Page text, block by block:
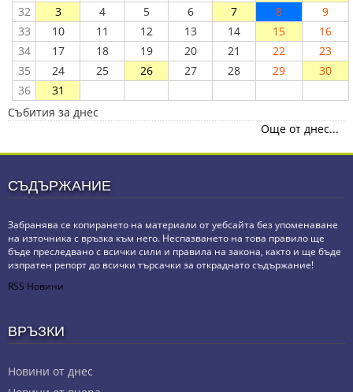
32
3 4 5 6 7 8
9
33
10 11 12 13 14 15
16
34
17 18 19 20 21 22
23
35
24 25 26 27 28 29
30
36
31
Събития за днес
Още от днес...
СЪДЪРЖАНИЕ
Забранява се копирането на материали от уебсайта без упоменаване
на източника с връзка към него. Неспазването на това правило ще
бъде преследвано с всички сили и правила на закона, както и ще бъде
изпратен репорт до всички търсачки за откраднато съдържание!
RSS Новини
ВРЪЗКИ
Новини от днес